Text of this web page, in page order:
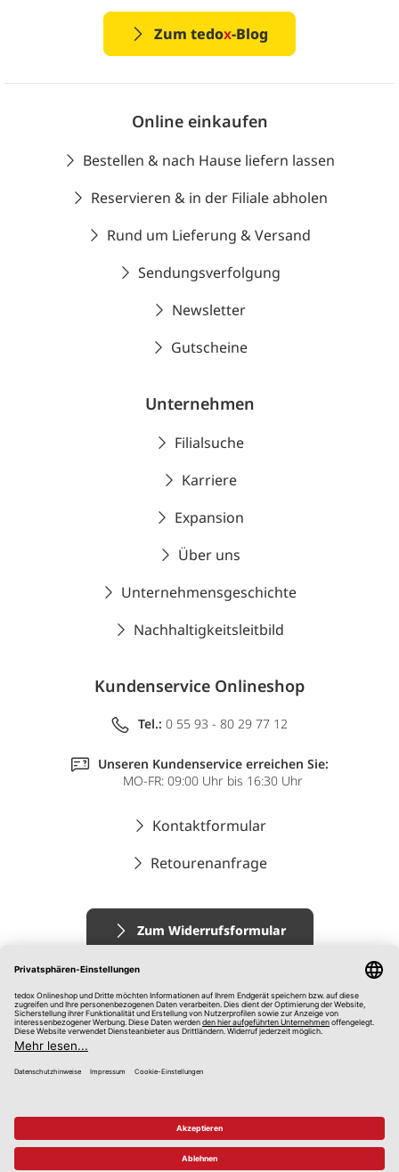
Zum tedox-Blog
Online einkaufen
Bestellen & nach Hause liefern lassen
Reservieren & in der Filiale abholen
Rund um Lieferung & Versand
Sendungsverfolgung
Newsletter
Gutscheine
Unternehmen
Filialsuche
Karriere
Expansion
Über uns
Unternehmensgeschichte
Nachhaltigkeitsleitbild
Kundenservice Onlineshop
Tel.: 0 55 93 - 80 29 77 12
Unseren Kundenservice erreichen Sie:
MO-FR: 09:00 Uhr bis 16:30 Uhr
Kontaktformular
Retourenanfrage
Zum Widerrufsformular
© 2026 tedox KG
Impressum
AGB
Datenschutz
Hinweisgebersystem